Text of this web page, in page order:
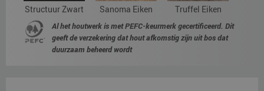
Structuur Zwart Sanoma Eiken Truffel Eiken
Al het houtwerk is met PEFC-keurmerk gecertificeerd. Dit
geeft de verzekering dat hout afkomstig zijn uit bos dat
duurzaam beheerd wordt